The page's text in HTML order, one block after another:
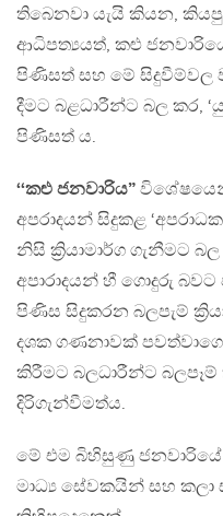
තිබෙනවා යැයි කියන,
ආධිපත්‍යයත්, කළු
පිණිසත් සහ මේ සිදුවීම්වල
දීමට බළධාරීන්ට බල කර,
පිණිසත් ය.
‘‘කළු ජනවාරිය”
අපරාදයන් සිදුකළ
නිසි ක්‍රියාමාර්ග ගැනීමට
අපාරාදයන් හී ගොදුරු
පිණිස සිදුකරන බලපැම්
දශක ගණනාවක්
කිරීමට බලධාරීන්ට බලපෑම්
දිරිගැන්වීමත්ය.
මේ එම බිහිසුණු ජනවාරියේ
මාධ්‍ය සේවකයින් සහ කලා